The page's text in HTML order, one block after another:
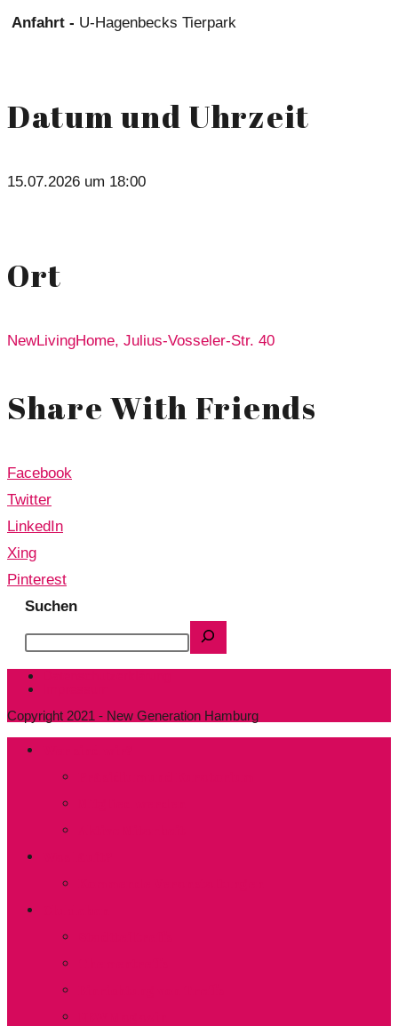
Anfahrt - U-Hagenbecks Tierpark
Datum und Uhrzeit
15.07.2026 um 18:00
Ort
NewLivingHome, Julius-Vosseler-Str. 40
Share With Friends
Facebook
Twitter
LinkedIn
Xing
Pinterest
Suchen
Copyright 2021 - New Generation Hamburg